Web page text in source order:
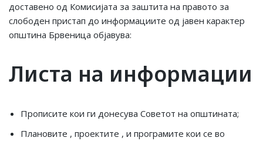
доставено од Комисијата за заштита на правото за
слободен пристап до информациите од јавен карактер
општина Брвеница објавува:
Листа на информации
Прописите кои ги донесува Советот на општината;
Плановите , проектите , и програмите кои се во